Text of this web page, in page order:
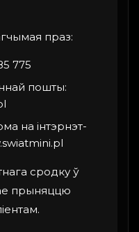
праз:
775
пошты:
на інтэрнэт-
сродку ў
прыняццю